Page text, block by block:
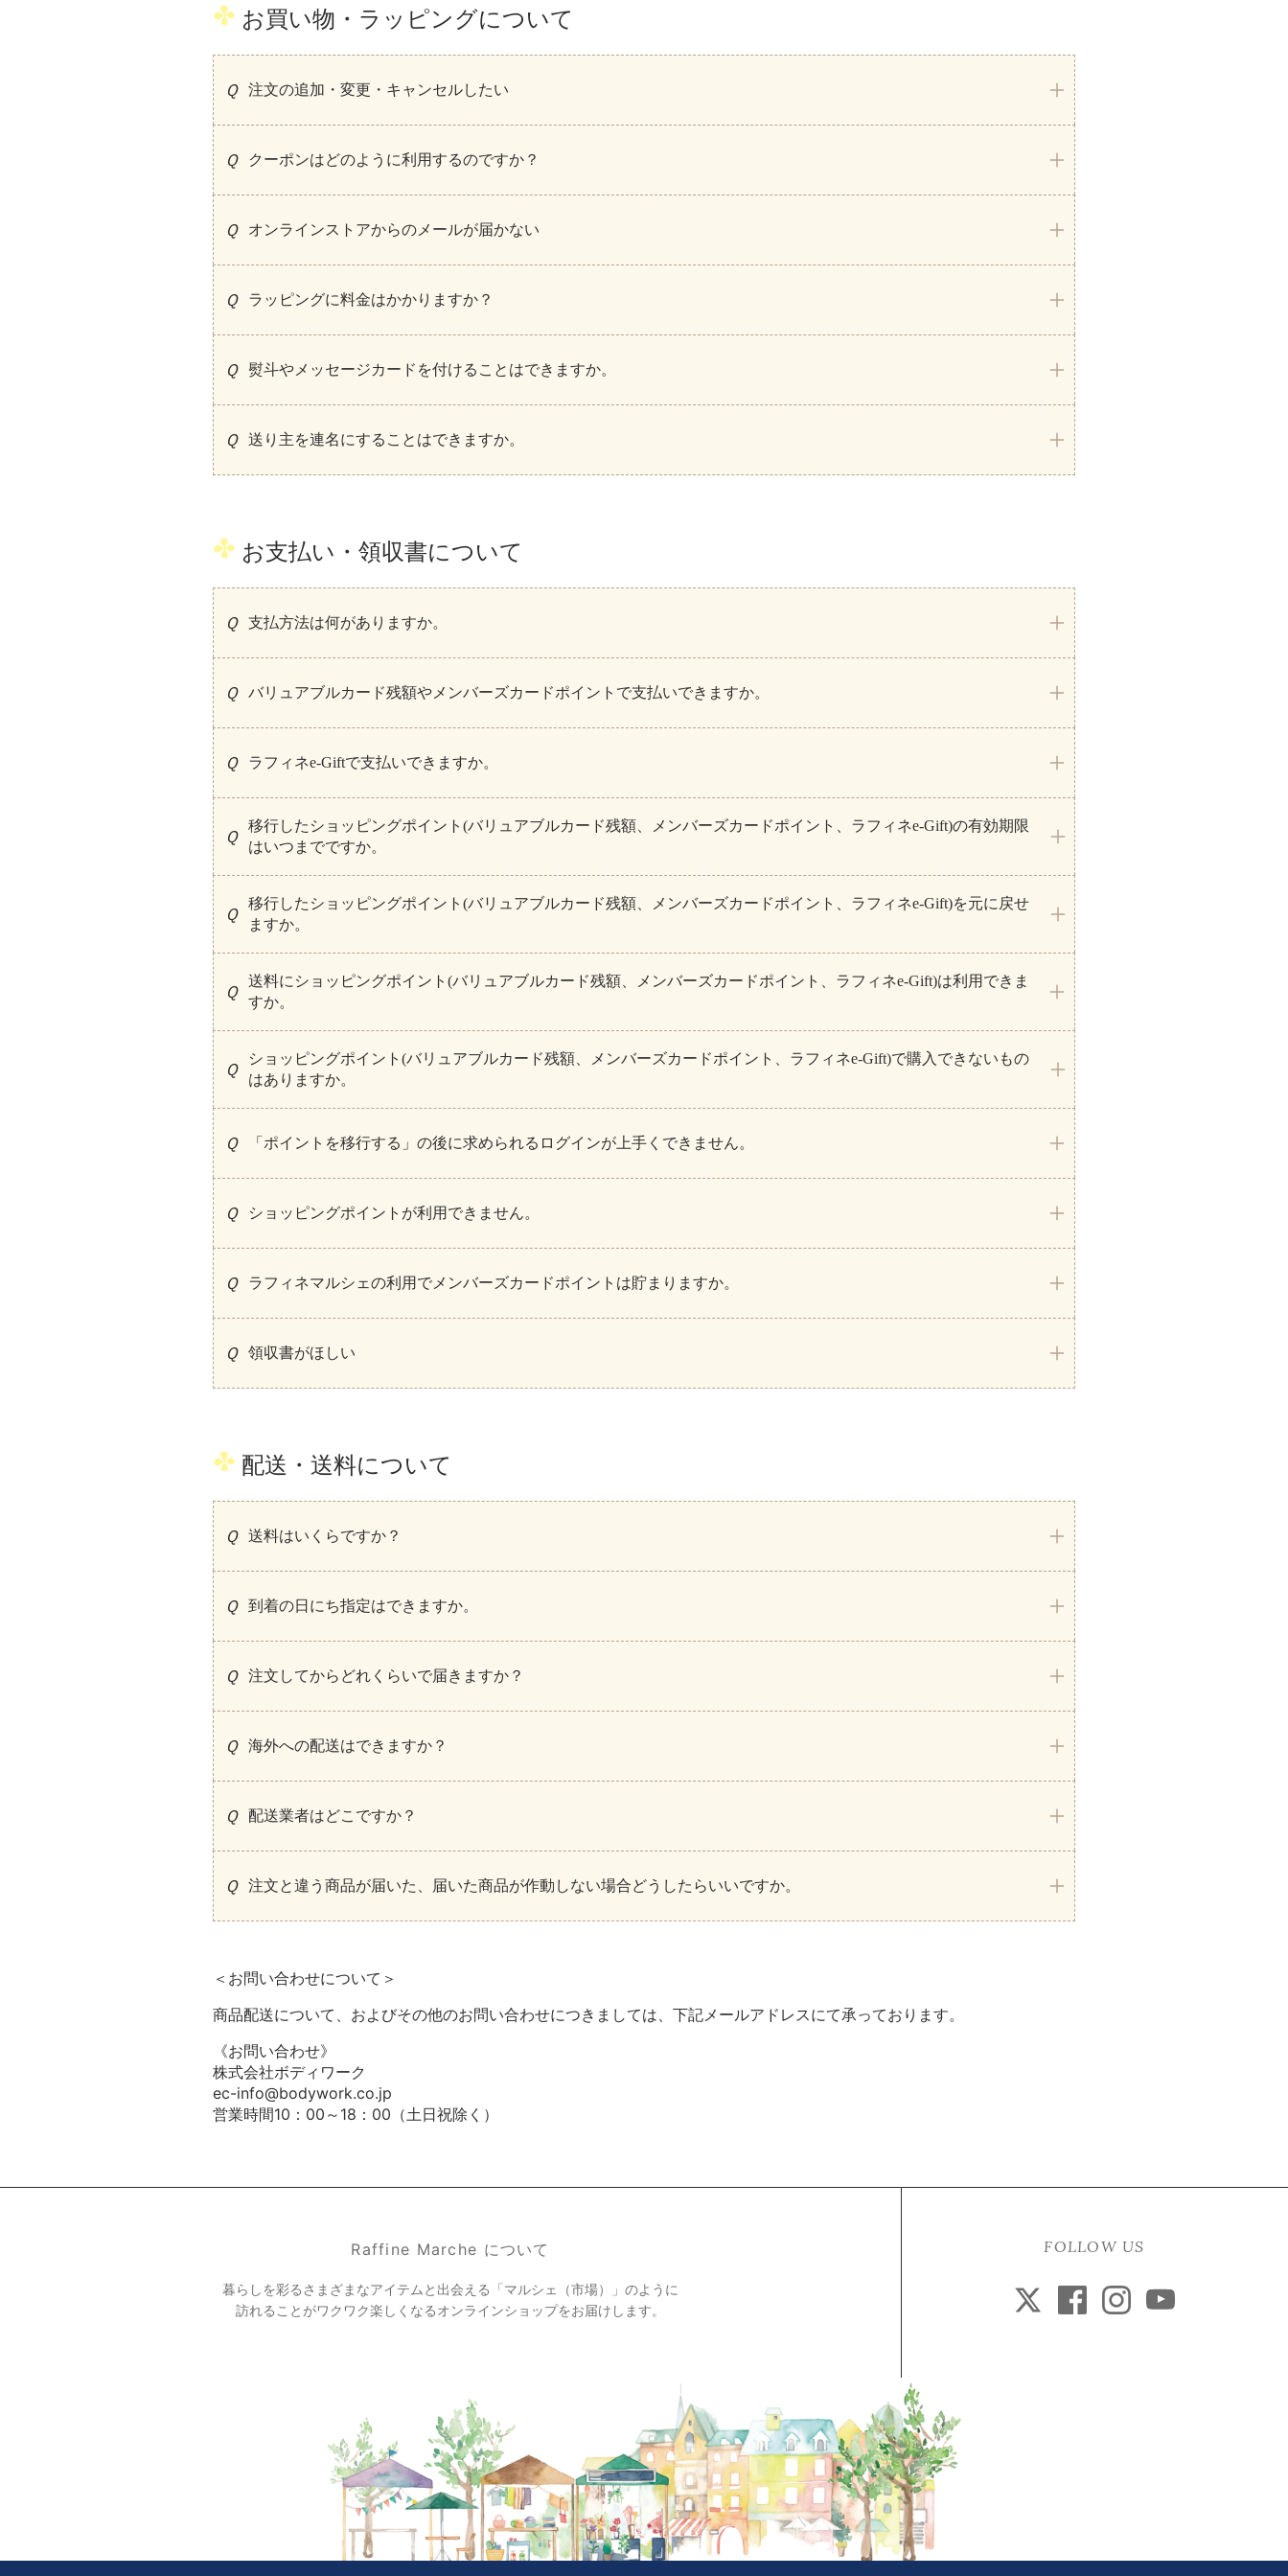
お買い物・ラッピングについて
注文の追加・変更・キャンセルしたい
クーポンはどのように利用するのですか？
オンラインストアからのメールが届かない
ラッピングに料金はかかりますか？
熨斗やメッセージカードを付けることはできますか。
送り主を連名にすることはできますか。
お支払い・領収書について
支払方法は何がありますか。
バリュアブルカード残額やメンバーズカードポイントで支払いできますか。
ラフィネe-Giftで支払いできますか。
移行したショッピングポイント(バリュアブルカード残額、メンバーズカードポイント、ラフィネe-Gift)の有効期限
はいつまでですか。
移行したショッピングポイント(バリュアブルカード残額、メンバーズカードポイント、ラフィネe-Gift)を元に戻せ
ますか。
送料にショッピングポイント(バリュアブルカード残額、メンバーズカードポイント、ラフィネe-Gift)は利用できま
すか。
ショッピングポイント(バリュアブルカード残額、メンバーズカードポイント、ラフィネe-Gift)で購入できないもの
はありますか。
「ポイントを移行する」の後に求められるログインが上手くできません。
ショッピングポイントが利用できません。
ラフィネマルシェの利用でメンバーズカードポイントは貯まりますか。
領収書がほしい
配送・送料について
送料はいくらですか？
到着の日にち指定はできますか。
注文してからどれくらいで届きますか？
海外への配送はできますか？
配送業者はどこですか？
注文と違う商品が届いた、届いた商品が作動しない場合どうしたらいいですか。
＜お問い合わせについて＞
商品配送について、およびその他のお問い合わせにつきましては、下記メールアドレスにて承っております。
《お問い合わせ》
株式会社ボディワーク
ec-info@bodywork.co.jp
営業時間10：00～18：00（土日祝除く）
Raffine Marche について
暮らしを彩るさまざまなアイテムと出会える「マルシェ（市場）」のように
訪れることがワクワク楽しくなるオンラインショップをお届けします。
FOLLOW US